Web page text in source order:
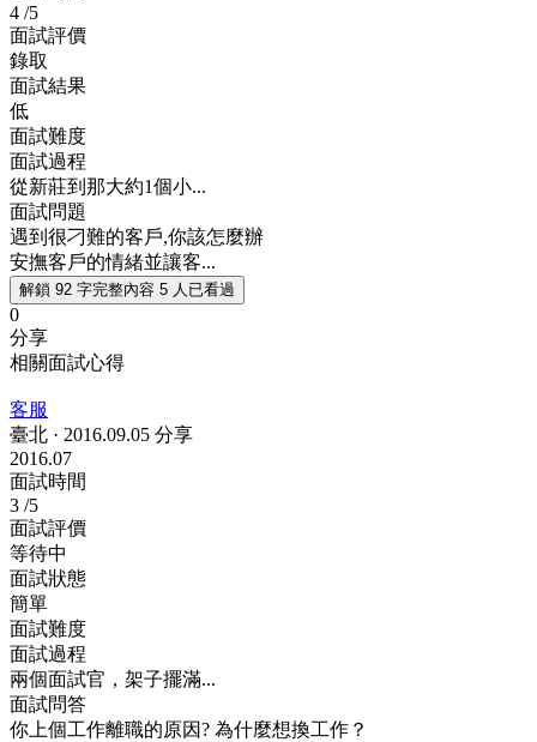
4 /5
面試評價
錄取
面試結果
低
面試難度
面試過程
從新莊到那大約1個小...
面試問題
遇到很刁難的客戶,你該怎麼辦
安撫客戶的情緒並讓客...
解鎖 92 字完整內容 5 人已看過
0
分享
相關面試心得
客服
臺北 · 2016.09.05 分享
2016.07
面試時間
3 /5
面試評價
等待中
面試狀態
簡單
面試難度
面試過程
兩個面試官，架子擺滿...
面試問答
你上個工作離職的原因? 為什麼想換工作？